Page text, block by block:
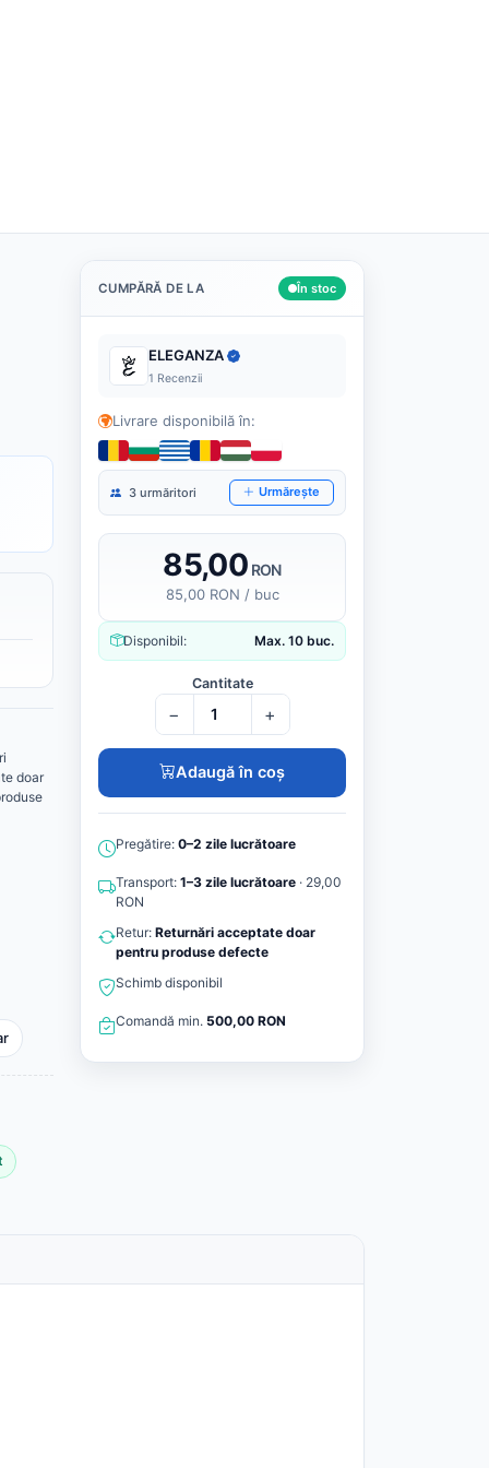
doar
CUMPĂRĂ DE LA În stoc
ELEGANZA
1 Recenzii
Livrare disponibilă în:
3 urmăritori Urmărește
85,00 RON
85,00 RON / buc
Disponibil: Max. 10 buc.
Cantitate
− +
Adaugă în coș
Pregătire: 0–2 zile lucrătoare
Transport: 1–3 zile lucrătoare · 29,00
RON
Retur: Returnări acceptate doar
pentru produse defecte
Schimb disponibil
Comandă min. 500,00 RON